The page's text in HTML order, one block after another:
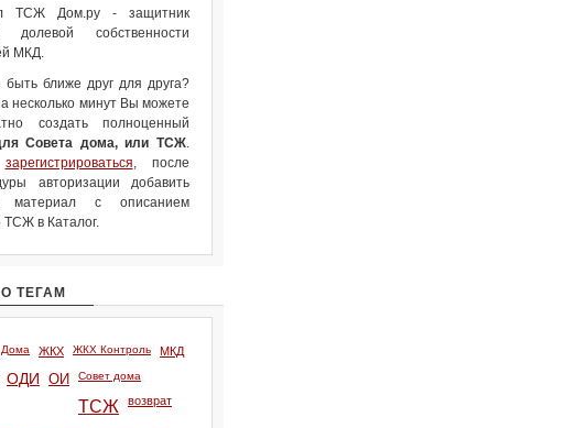
ТСЖ Дом.ру - защитник
долевой собственности
МКД.
быть ближе друг для друга?
несколько минут Вы можете
создать полноценный
Совета дома, или ТСЖ.
зарегистрироваться, после
авторизации добавить
материал с описанием
ТСЖ в Каталог.
ТЕГАМ
ЖКХ ЖКХ Контроль МКД
ОДИ ОИ Совет дома
ТСЖ возврат